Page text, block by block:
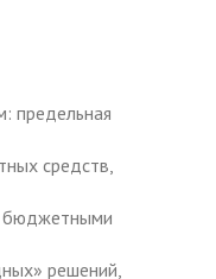
предельная
средств,
бюджетными
решений,